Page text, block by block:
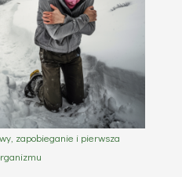
zapobieganie i pierwsza